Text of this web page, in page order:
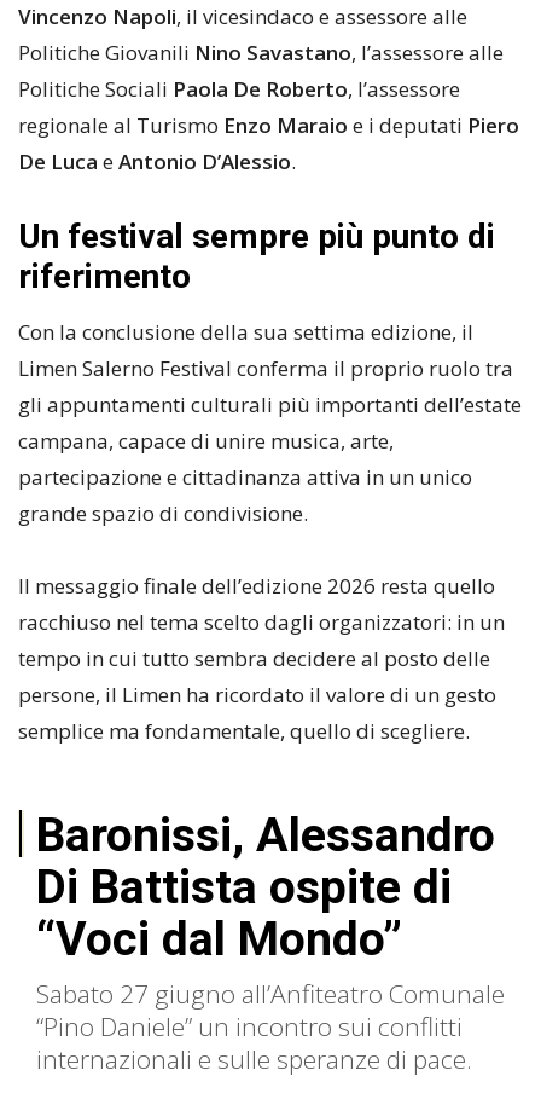
Vincenzo Napoli, il vicesindaco e assessore alle
Politiche Giovanili Nino Savastano, l’assessore alle
Politiche Sociali Paola De Roberto, l’assessore
regionale al Turismo Enzo Maraio e i deputati Piero
De Luca eAntonio D’Alessio.
Un festival sempre più punto di
riferimento
Con la conclusione della sua settima edizione, il
Limen Salerno Festival conferma il proprio ruolo tra
gli appuntamenti culturali più importanti dell’estate
campana, capace di unire musica, arte,
partecipazione e cittadinanza attiva in un unico
grande spazio di condivisione.
Il messaggio finale dell’edizione 2026 resta quello
racchiuso nel tema scelto dagli organizzatori: in un
tempo in cui tutto sembra decidere al posto delle
persone, il Limen ha ricordato il valore di un gesto
semplice ma fondamentale, quello di scegliere.
Baronissi, Alessandro
Di Battista ospite di
“Voci dal Mondo”
Sabato 27 giugno all’Anfiteatro Comunale
“Pino Daniele” un incontro sui conflitti
internazionali e sulle speranze di pace.